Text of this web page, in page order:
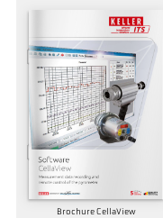
Brochure CellaView